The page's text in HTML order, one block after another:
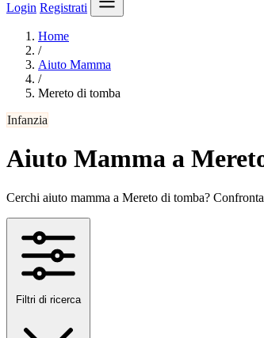
Login Registrati
Home
/
Aiuto Mamma
/
Mereto di tomba
Infanzia
Aiuto Mamma a
Cerchi aiuto mamma a Mereto di tomba?
Filtri di ricerca